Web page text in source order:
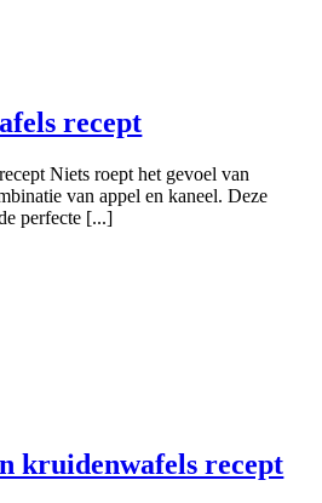
recept
Niets roept het gevoel van
van appel en kaneel. Deze
perfecte [...]
kruidenwafels recept